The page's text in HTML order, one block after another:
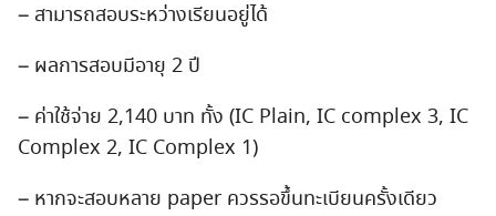
– สามารถสอบระหว่างเรียนอยู่ได้
– ผลการสอบมีอายุ 2 ปี
– ค่าใช้จ่าย 2,140 บาท ทั้ง (IC Plain, IC complex 3, IC
Complex 2, IC Complex 1)
– หากจะสอบหลาย paper ควรรอขึ้นทะเบียนครั้งเดียว